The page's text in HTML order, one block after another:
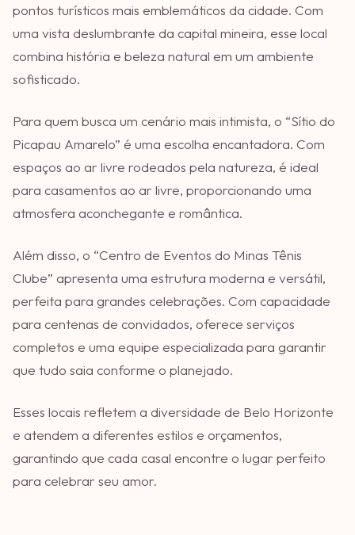
pontos turísticos mais emblemáticos da cidade. Com
uma vista deslumbrante da capital mineira, esse local
combina história e beleza natural em um ambiente
sofisticado.
Para quem busca um cenário mais intimista, o “Sítio do
Picapau Amarelo” é uma escolha encantadora. Com
espaços ao ar livre rodeados pela natureza, é ideal
para casamentos ao ar livre, proporcionando uma
atmosfera aconchegante e romântica.
Além disso, o “Centro de Eventos do Minas Tênis
Clube” apresenta uma estrutura moderna e versátil,
perfeita para grandes celebrações. Com capacidade
para centenas de convidados, oferece serviços
completos e uma equipe especializada para garantir
que tudo saia conforme o planejado.
Esses locais refletem a diversidade de Belo Horizonte
e atendem a diferentes estilos e orçamentos,
garantindo que cada casal encontre o lugar perfeito
para celebrar seu amor.